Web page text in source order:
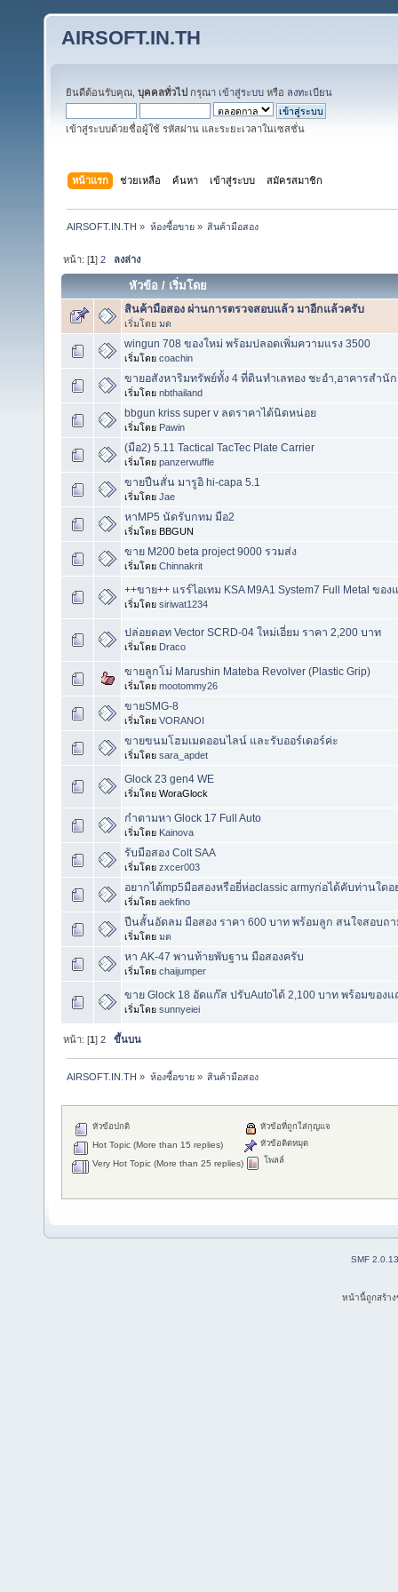
AIRSOFT.IN.TH
ยินดีต้อนรับคุณ, บุคคลทั่วไป กรุณา เข้าสู่ระบบ หรือ ลงทะเบียน
เข้าสู่ระบบด้วยชื่อผู้ใช้ รหัสผ่าน และระยะเวลาในเซสชั่น
หน้าแรก ช่วยเหลือ ค้นหา เข้าสู่ระบบ สมัครสมาชิก
AIRSOFT.IN.TH » ห้องซื้อขาย» สินค้ามือสอง
หน้า: [1]2 ลงล่าง
หัวข้อ / เริ่มโดย
สินค้ามือสอง ผ่านการตรวจสอบแล้ว มาอีกแล้วครับ
เริ่มโดย มด
wingun 708 ของใหม่ พร้อมปลอดเพิ่มความแรง 3500
เริ่มโดย coachin
ขายอสังหาริมทรัพย์ทั้ง 4 ที่ดินทำเลทอง ชะอำ,อาคารสำนั
เริ่มโดย nbthailand
bbgun kriss super v ลดราคาได้นิดหน่อย
เริ่มโดย Pawin
(มือ2) 5.11 Tactical TacTec Plate Carrier
เริ่มโดย panzerwuffle
ขายปืนสั่น มารูอิ hi-capa 5.1
เริ่มโดย Jae
หาMP5 นัดรับกทม มือ2
เริ่มโดย BBGUN
ขาย M200 beta project 9000 รวมส่ง
เริ่มโดย Chinnakrit
++ขาย++ แรร์ไอเทม KSA M9A1 System7 Full Metal ขอ
เริ่มโดย siriwat1234
ปล่อยดอท Vector SCRD-04 ใหม่เอี่ยม ราคา 2,200 บาท
เริ่มโดย Draco
ขายลูกโม่ Marushin Mateba Revolver (Plastic Grip)
เริ่มโดย mootommy26
ขายSMG-8
เริ่มโดย VORANOI
ขายขนมโฮมเมดออนไลน์ และรับออร์เดอร์ค่ะ
เริ่มโดย sara_apdet
Glock 23 gen4 WE
เริ่มโดย WoraGlock
กำตามหา Glock 17 Full Auto
เริ่มโดย Kainova
รับมือสอง Colt SAA
เริ่มโดย zxcer003
อยากได้mp5มือสองหรือยี่ห่อclassic armyก่อได้คับท่านใด
เริ่มโดย aekfino
ปืนสั้นอัดลม มือสอง ราคา 600 บาท พร้อมลูก สนใจสอบถ
เริ่มโดย มด
หา AK-47 พานท้ายพับฐาน มือสองครับ
เริ่มโดย chaijumper
ขาย Glock 18 อัดแก๊ส ปรับAutoได้ 2,100 บาท พร้อมของ
เริ่มโดย sunnyeiei
หน้า: [1]2 ขึ้นบน
AIRSOFT.IN.TH » ห้องซื้อขาย» สินค้ามือสอง
หัวข้อปกติ
Hot Topic (More than 15 replies)
Very Hot Topic (More than 25 replies)
หัวข้อที่ถูกใส่กุญแจ
หัวข้อติดหมุด
โพลล์
SMF 2.0.13
หน้านี้ถูกสร้า